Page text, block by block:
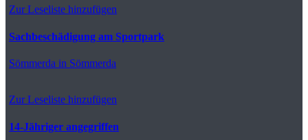
Zur Leseliste hinzufügen
Sachbeschädigung am Sportpark
Sömmerda in Sömmerda
Zur Leseliste hinzufügen
14-Jähriger angegriffen